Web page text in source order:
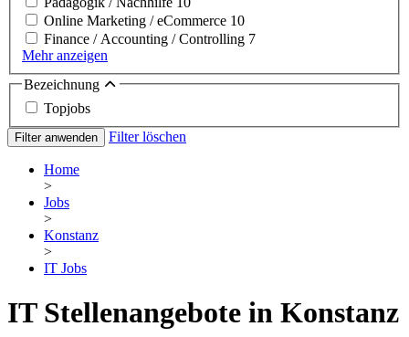
Online Marketing / eCommerce 10
Finance / Accounting / Controlling 7
Mehr anzeigen
Bezeichnung
Topjobs
Filter anwenden Filter löschen
Home
>
Jobs
>
Konstanz
>
IT Jobs
IT Stellenangebote in Konstanz